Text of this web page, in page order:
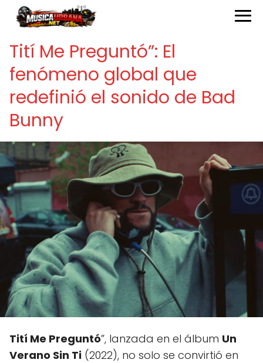
Tití Me Preguntó”: El
fenómeno global que
redefinió el sonido de Bad
Bunny
Tití Me Preguntó”, lanzada en el álbum Un
Verano Sin Ti (2022), no solo se convirtió en